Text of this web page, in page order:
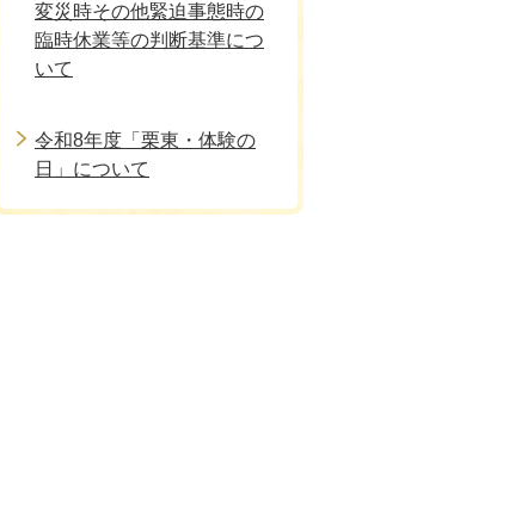
変災時その他緊迫事態時の
臨時休業等の判断基準につ
いて
令和8年度「栗東・体験の
日」について